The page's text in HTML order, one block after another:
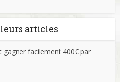
articles
facilement 400€ par